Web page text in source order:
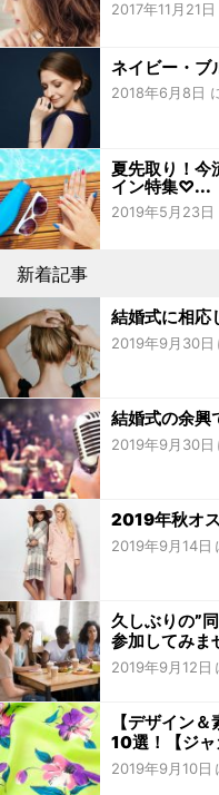
2017年11月21
ネイビー・ブ
2018年6月8日
夏先取り！今
イン特集♡...
2019年5月23日
新着記事
結婚式に相応
2019年9月30日
結婚式の余興
2019年9月30日
2019年秋オ
2019年9月14日
久しぶりの”
参加してみま
2019年9月12日
【デザイン
10選！【ジャ
2019年9月10日